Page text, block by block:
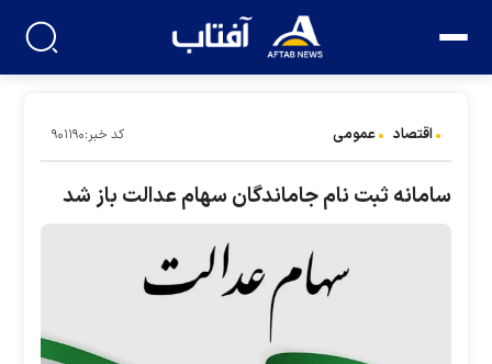
اقتصاد عمومی کد خبر:۹۰۱۱۹۰
سامانه ثبت نام جاماندگان سهام عدالت باز شد